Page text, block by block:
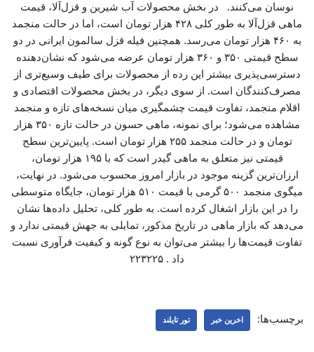
نوسان می‌کنند. در بخش محصولات آب شیرین و قزل‌آلا، قیمت
ماهی قزل‌آلا به طور کلی ۴۲۸ هزار تومان است، اما در حالت منجمد
به ۴۶۰ هزار تومان می‌رسد. همچنین فیله قزل سالمون ایرانی در دو
سطح قیمتی ۳۵۰ و ۳۶۰ هزار تومان عرضه می‌شود که نشان‌دهنده
دسترسی‌پذیری بیشتر این رده از محصولات برای طیف وسیع‌تری از
مصرف‌کنندگان است. از سوی دیگر، در بخش محصولات اقتصادی و
اقلام منجمد، تفاوت قیمت چشمگیری میان نسخه‌های تازه و منجمد
مشاهده می‌شود؛ برای نمونه، ماهی حسون در حالت تازه ۳۵۰ هزار
تومان و در حالت منجمد ۲۵۵ هزار تومان است. پایین‌ترین سطح
قیمتی نیز متعلق به ماهی گیدر است که با ۱۹۵ هزار تومان،
ارزان‌ترین گزینه موجود در بازار امروز محسوب می‌شود. در نهایت،
میگوی منجمد ۵۰۰ گرمی با قیمت ۵۱۰ هزار تومان، جایگاه متوسطی
را در این بازار اشغال کرده است. به طور کلی، تحلیل داده‌ها نشان
می‌دهد که بازار ماهی در تاریخ مذکور، تمایلی به جهش قیمتی ندارد و
تفاوت قیمت‌ها را بیشتر می‌توان به نوع گونه و کیفیت فرآوری نسبت
داد . ۲۲۳۲۲۵
برچسب‌ها: اخرین خبر تور تایلند